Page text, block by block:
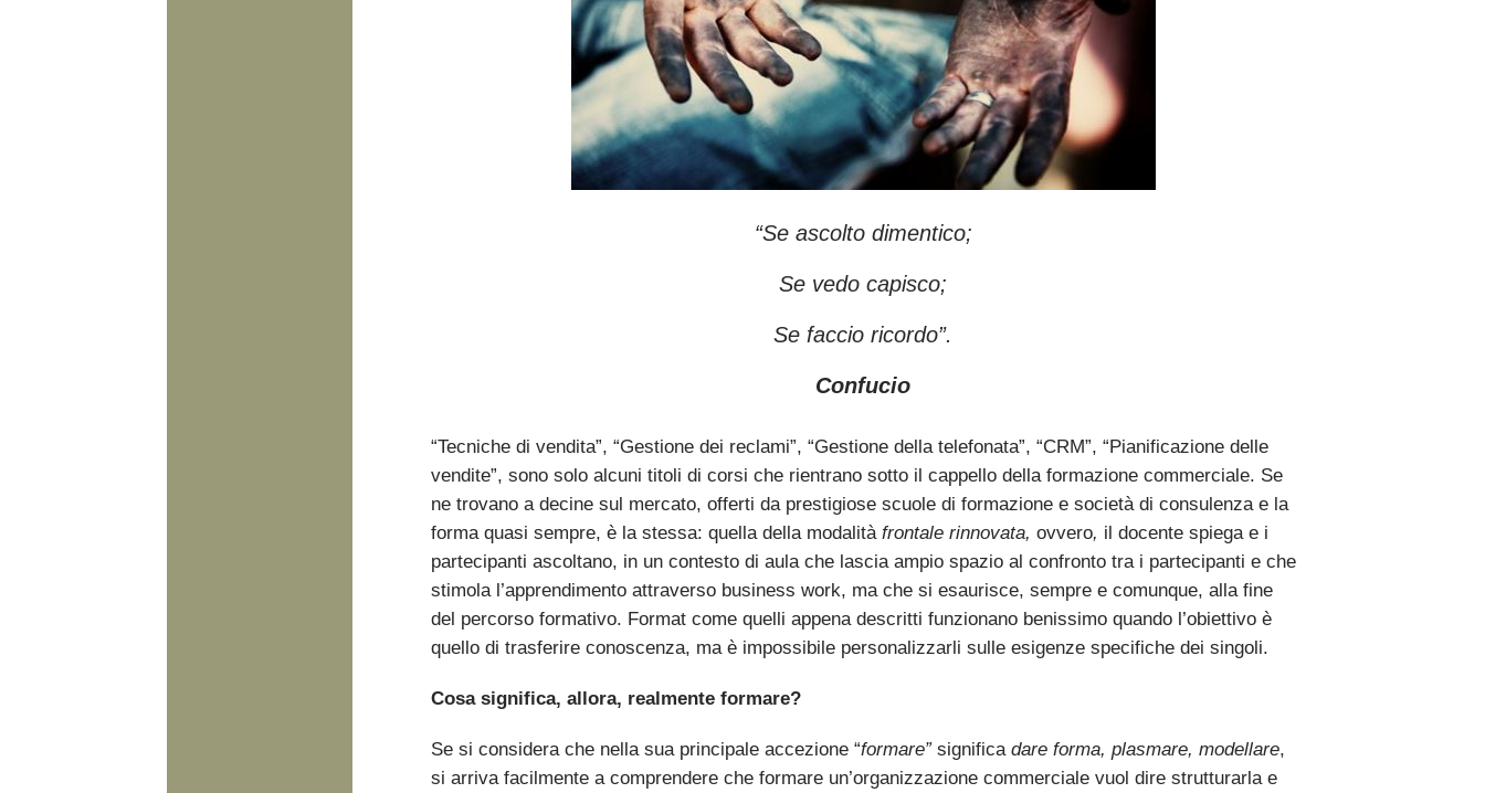
“Se ascolto dimentico;
Se vedo capisco;
Se faccio ricordo”.
Confucio
“Tecniche di vendita”, “Gestione dei reclami”, “Gestione della telefonata”, “CRM”, “Pianificazione delle
vendite”, sono solo alcuni titoli di corsi che rientrano sotto il cappello della formazione commerciale. Se
ne trovano a decine sul mercato, offerti da prestigiose scuole di formazione e società di consulenza e la
forma quasi sempre, è la stessa: quella della modalità frontale rinnovata, ovvero, il docente spiega e i
partecipanti ascoltano, in un contesto di aula che lascia ampio spazio al confronto tra i partecipanti e che
stimola l’apprendimento attraverso business work, ma che si esaurisce, sempre e comunque, alla fine
del percorso formativo. Format come quelli appena descritti funzionano benissimo quando l’obiettivo è
quello di trasferire conoscenza, ma è impossibile personalizzarli sulle esigenze specifiche dei singoli.
Cosa significa, allora, realmente formare?
Se si considera che nella sua principale accezione “formare”significa dare forma, plasmare, modellare,
si arriva facilmente a comprendere che formare un’organizzazione commerciale vuol dire strutturarla e